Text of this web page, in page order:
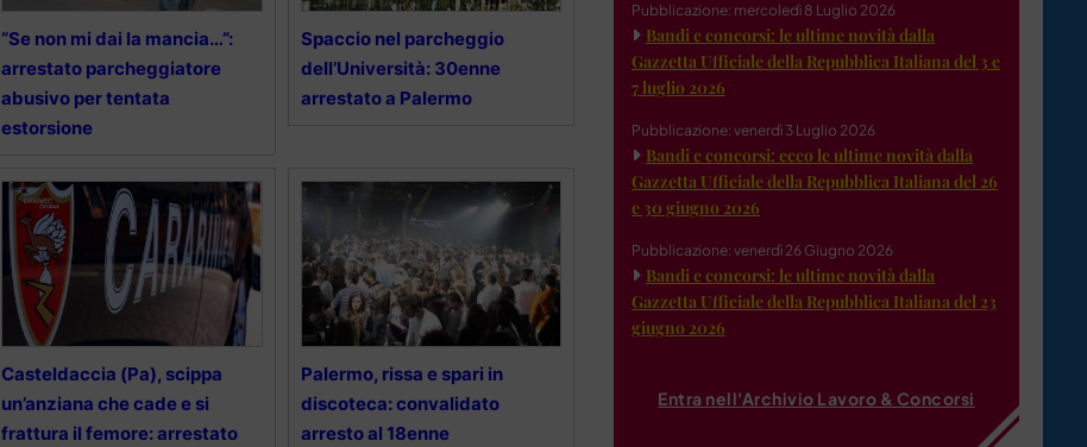
“Se non mi dai la mancia…”:
arrestato parcheggiatore
abusivo per tentata
estorsione
Spaccio nel parcheggio
dell’Università: 30enne
arrestato a Palermo
Casteldaccia (Pa), scippa
un’anziana che cade e si
frattura il femore: arrestato
Palermo, rissa e spari in
discoteca: convalidato
arresto al 18enne
Pubblicazione: mercoledì 8 Luglio 2026
Bandi e concorsi: le ultime novità dalla
Gazzetta Ufficiale della Repubblica Italiana del 3 e
7 luglio 2026
Pubblicazione: venerdì 3 Luglio 2026
Bandi e concorsi: ecco le ultime novità dalla
Gazzetta Ufficiale della Repubblica Italiana del 26
e 30 giugno 2026
Pubblicazione: venerdì 26 Giugno 2026
Bandi e concorsi: le ultime novità dalla
Gazzetta Ufficiale della Repubblica Italiana del 23
giugno 2026
Entra nell'Archivio Lavoro & Concorsi